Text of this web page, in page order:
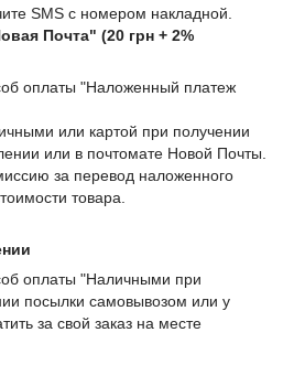
SMS с номером накладной.
Почта" (20 грн + 2%
оплаты "Наложенный платеж
или картой при получении
или в почтомате Новой Почты.
за перевод наложенного
товара.
оплаты "Наличными при
посылки самовывозом или у
за свой заказ на месте